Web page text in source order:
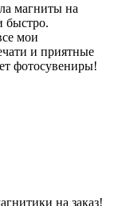
магниты на
быстро.
мои
и приятные
фотосувениры!
на заказ!